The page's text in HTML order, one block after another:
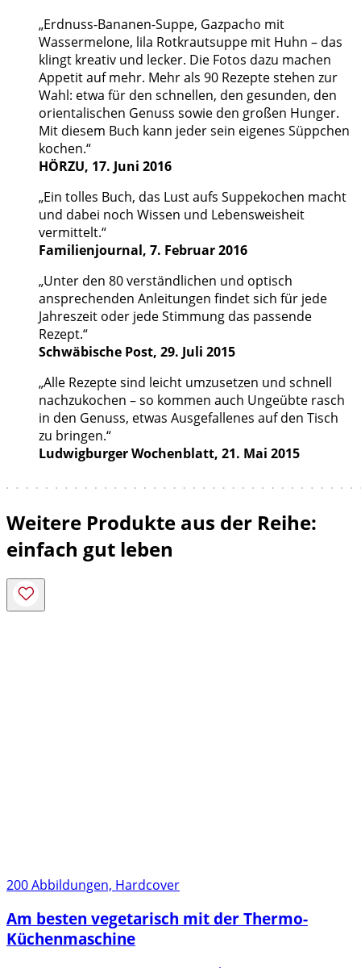
„Erdnuss-Bananen-Suppe, Gazpacho mit
Wassermelone, lila Rotkrautsuppe mit Huhn – das
klingt kreativ und lecker. Die Fotos dazu machen
Appetit auf mehr. Mehr als 90 Rezepte stehen zur
Wahl: etwa für den schnellen, den gesunden, den
orientalischen Genuss sowie den großen Hunger.
Mit diesem Buch kann jeder sein eigenes Süppchen
kochen.“
HÖRZU, 17. Juni 2016
„Ein tolles Buch, das Lust aufs Suppekochen macht
und dabei noch Wissen und Lebensweisheit
vermittelt.“
Familienjournal, 7. Februar 2016
„Unter den 80 verständlichen und optisch
ansprechenden Anleitungen findet sich für jede
Jahreszeit oder jede Stimmung das passende
Rezept.“
Schwäbische Post, 29. Juli 2015
„Alle Rezepte sind leicht umzusetzen und schnell
nachzukochen – so kommen auch Ungeübte rasch
in den Genuss, etwas Ausgefallenes auf den Tisch
zu bringen.“
Ludwigburger Wochenblatt, 21. Mai 2015
Weitere Produkte aus der Reihe:
einfach gut leben
200 Abbildungen, Hardcover
Am besten vegetarisch mit der Thermo-
Küchenmaschine